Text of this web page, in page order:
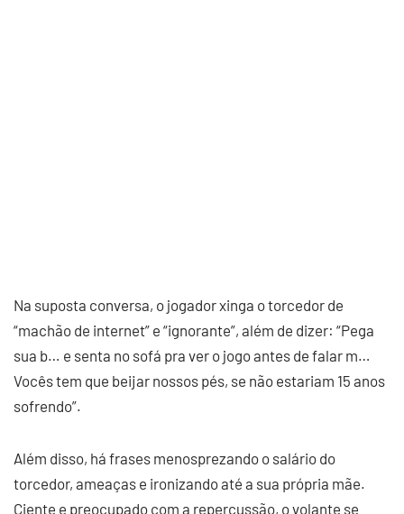
Na suposta conversa, o jogador xinga o torcedor de
“machão de internet” e “ignorante”, além de dizer: “Pega
sua b… e senta no sofá pra ver o jogo antes de falar m…
Vocês tem que beijar nossos pés, se não estariam 15 anos
sofrendo”.
Além disso, há frases menosprezando o salário do
torcedor, ameaças e ironizando até a sua própria mãe.
Ciente e preocupado com a repercussão, o volante se